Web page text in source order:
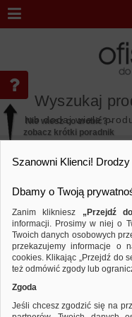
Wyszukaj
lub dodaj wiele
Porównaj
Nie wiesz co zrobić? -
zobacz krótki poradnik
Szanowni Klienci!
Dbamy o Twoją
Zanim klikniesz „Przejdź
informacji. Prosimy w niej o
Twoich danych osobowych
przekazujemy informacje o
cookies. Klikając „Przejdź do
też odmówić zgody lub
Zgoda
Jeśli chcesz zgodzić się na